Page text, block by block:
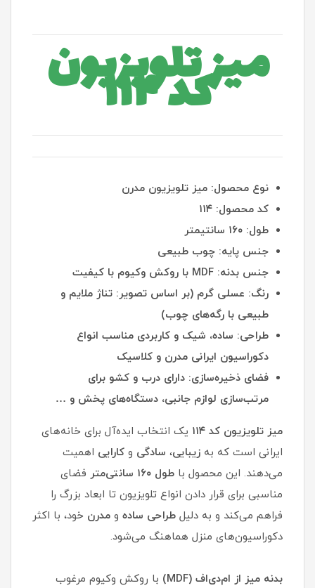
میز تلویزیون
کد ۱۱۴
نوع محصول: میز تلویزیون مدرن
کد محصول: ۱۱۴
طول: ۱۶۰ سانتیمتر
جنس پایه: چوب طبیعی
جنس بدنه: MDF با روکش وکیوم با کیفیت
رنگ: عسلی گرم (بر اساس تصویر: تناژ ملایم و
طبیعی با رگه‌های چوب)
طراحی: ساده، شیک و کاربردی مناسب انواع
دکوراسیون ایرانی مدرن و کلاسیک
فضای ذخیره‌سازی: دارای درب و کشو برای
مرتب‌سازی لوازم جانبی، دستگاه‌های پخش و …
میز تلویزیون کد ۱۱۴
یک انتخاب ایده‌آل برای خانه‌های
ایرانی است که به زیبایی، سادگی و کارایی اهمیت
می‌دهند. این محصول با طول ۱۶۰ سانتی‌متر
فضای
مناسبی برای قرار دادن انواع تلویزیون تا ابعاد بزرگ را
فراهم می‌کند و به دلیل طراحی ساده و مدرن خود، با اکثر
دکوراسیون‌های منزل هماهنگ می‌شود.
بدنه میز از ام‌دی‌اف (MDF ) با روکش وکیوم مرغوب